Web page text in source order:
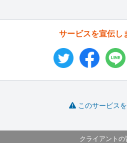
サービスを宣伝し
このサービス
クライアントの